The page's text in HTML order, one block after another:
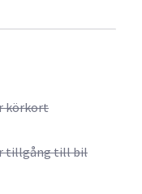
körkort
tillgång till bil